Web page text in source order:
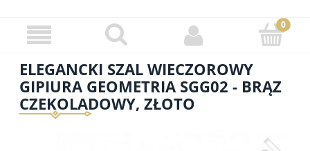
ELEGANCKI SZAL WIECZOROWY
GIPIURA GEOMETRIA SGG02 - BRĄZ
CZEKOLADOWY, ZŁOTO